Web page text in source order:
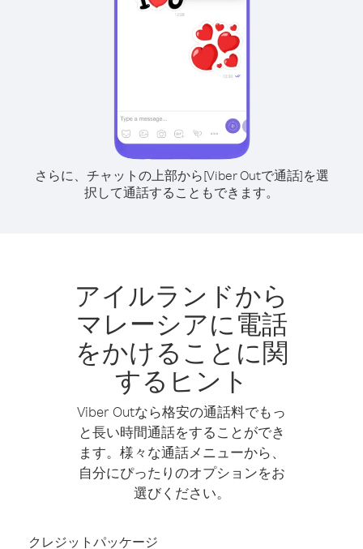
さらに、チャットの上部から[Viber Outで通話]を選
択して通話することもできます。
アイルランドから
マレーシアに電話
をかけることに関
するヒント
Viber Outなら格安の通話料でもっ
と長い時間通話をすることができ
ます。様々な通話メニューから、
自分にぴったりのオプションをお
選びください。
クレジットパッケージ